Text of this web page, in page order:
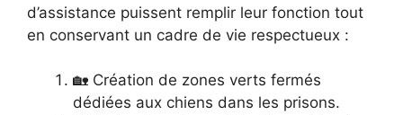
d’assistance puissent remplir leur fonction tout
en conservant un cadre de vie respectueux :
🏡 Création de zones verts fermés
dédiées aux chiens dans les prisons.